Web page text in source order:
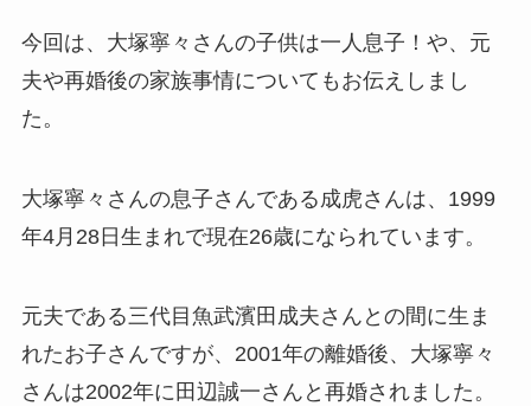
今回は、大塚寧々さんの子供は一人息子！や、元
夫や再婚後の家族事情についてもお伝えしまし
た。
大塚寧々さんの息子さんである成虎さんは、1999
年4月28日生まれで現在26歳になられています。
元夫である三代目魚武濱田成夫さんとの間に生ま
れたお子さんですが、2001年の離婚後、大塚寧々
さんは2002年に田辺誠一さんと再婚されました。